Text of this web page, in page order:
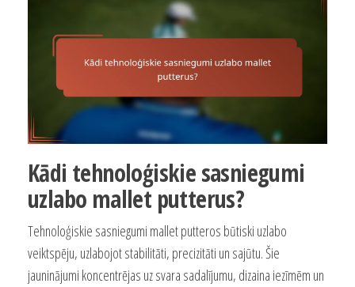
Kādi tehnoloģiskie sasniegumi
uzlabo mallet putterus?
Tehnoloģiskie sasniegumi mallet putteros būtiski uzlabo
veiktspēju, uzlabojot stabilitāti, precizitāti un sajūtu. Šie
jauninājumi koncentrējas uz svara sadalījumu, dizaina iezīmēm un